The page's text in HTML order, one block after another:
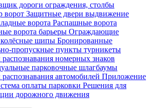
дороги ограждения, столбы
ворот Защитные двери выдвижение
ворота Распашные ворота
ворота барьеры Ограждающие
колёсные шипы Бронированные
пропускные пункты турникеты
номерных знаков
парковочные шлагбаумы
автомобилей Приложение
оплаты парковки Решения для
дорожного движения